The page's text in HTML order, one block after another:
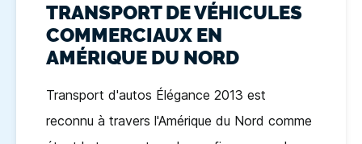
TRANSPORT DE VÉHICULES
COMMERCIAUX EN
AMÉRIQUE DU NORD
Transport d'autos Élégance 2013 est
reconnu à travers l'Amérique du Nord comme